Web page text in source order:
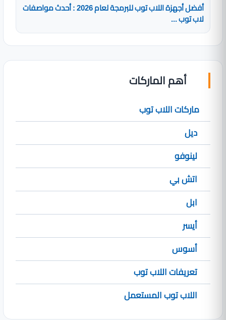
أفضل أجهزة اللاب توب للبرمجة لعام 2026 : أحدث مواصفات
لاب توب ...
أهم الماركات
ماركات اللاب توب
ديل
لينوفو
اتش بي
ابل
أيسر
أسوس
تعريفات اللاب توب
اللاب توب المستعمل